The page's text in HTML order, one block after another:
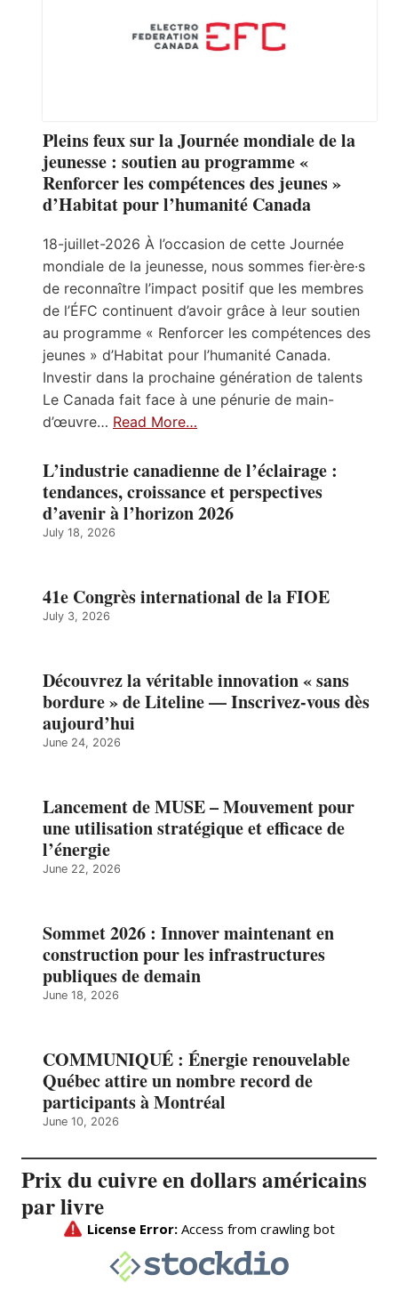
Pleins feux sur la Journée mondiale de la
jeunesse : soutien au programme «
Renforcer les compétences des jeunes »
d’Habitat pour l’humanité Canada
18-juillet-2026 À l’occasion de cette Journée
mondiale de la jeunesse, nous sommes fier·ère·s
de reconnaître l’impact positif que les membres
de l’ÉFC continuent d’avoir grâce à leur soutien
au programme « Renforcer les compétences des
jeunes » d’Habitat pour l’humanité Canada.
Investir dans la prochaine génération de talents
Le Canada fait face à une pénurie de main-
d’œuvre… Read More…
L’industrie canadienne de l’éclairage :
tendances, croissance et perspectives
d’avenir à l’horizon 2026
July 18, 2026
41e Congrès international de la FIOE
July 3, 2026
Découvrez la véritable innovation « sans
bordure » de Liteline — Inscrivez-vous dès
aujourd’hui
June 24, 2026
Lancement de MUSE – Mouvement pour
une utilisation stratégique et efficace de
l’énergie
June 22, 2026
Sommet 2026 : Innover maintenant en
construction pour les infrastructures
publiques de demain
June 18, 2026
COMMUNIQUÉ : Énergie renouvelable
Québec attire un nombre record de
participants à Montréal
June 10, 2026
Prix du cuivre en dollars américains
par livre